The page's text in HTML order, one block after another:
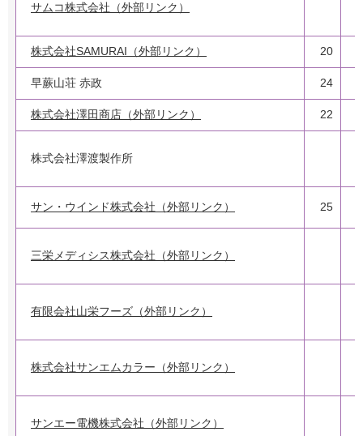
サムコ株式会社（外部リンク）
株式会社SAMURAI（外部リンク） 20
早蕨山荘 赤政 24
株式会社澤田商店（外部リンク） 22
株式会社澤渡製作所
サン・ウインド株式会社（外部リンク） 25
三栄メディシス株式会社（外部リンク）
有限会社山栄フーズ（外部リンク）
株式会社サンエムカラー（外部リンク）
サンエー電機株式会社（外部リンク）